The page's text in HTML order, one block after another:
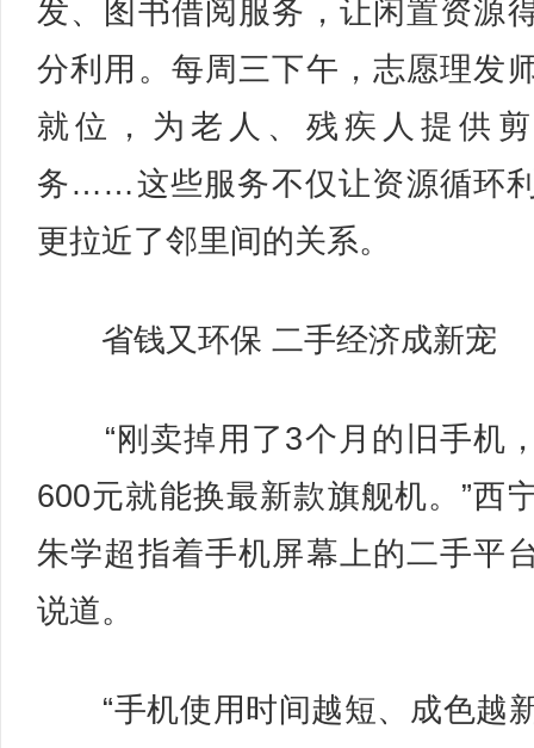
发、图书借阅服务，让闲置资源
分利用。每周三下午，志愿理发
就位，为老人、残疾人提供
务……这些服务不仅让资源循环
更拉近了邻里间的关系。
省钱又环保 二手经济成新宠
“刚卖掉用了3个月的旧手机
600元就能换最新款旗舰机。”西
朱学超指着手机屏幕上的二手平
说道。
“手机使用时间越短、成色越